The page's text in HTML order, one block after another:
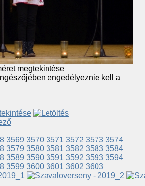
engedélyeznie kell a
3569 3570 3571 3572 3573 3574
3579 3580 3581 3582 3583 3584
3589 3590 3591 3592 3593 3594
3599 3600 3601 3602 3603